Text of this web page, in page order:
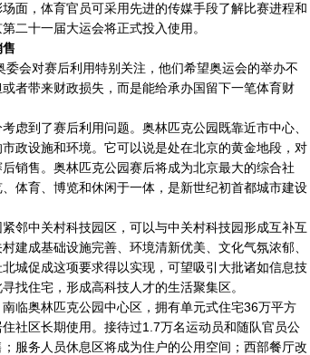
面，体育官员可采用先进的传媒手段了解比赛进程和
二十一届大运会将正式投入使用。
会对赛后利用特别关注，他们希望奥运会的举办不
者带来财政损失，而是能给承办国留下一笔体育财
到了赛后利用问题。奥林匹克公园既靠近市中心、
政设施和环境。它可以说是处在北京的黄金地段，对
销售。奥林匹克公园赛后将成为北京最大的综合社
体育、博览和休闲于一体，是新世纪初首都城市建设
中关村科技园区，可以与中关村科技园形成互补互
建成基础设施完善、环境清新优美、文化气氛浓郁、
城促成这项要求得以实现，可望吸引大批诸如信息技
找住宅，形成高科技人才的生活聚集区。
奥林匹克公园中心区，拥有单元式住宅36万平方
社区长期使用。接待过1.7万名运动员和随队官员公
服务人员休息区将成为住户的公用空间；西部餐厅改